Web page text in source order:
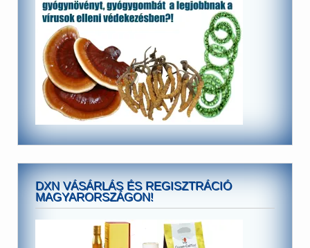
DXN VÁSÁRLÁS ÉS REGISZTRÁCIÓ
MAGYARORSZÁGON!